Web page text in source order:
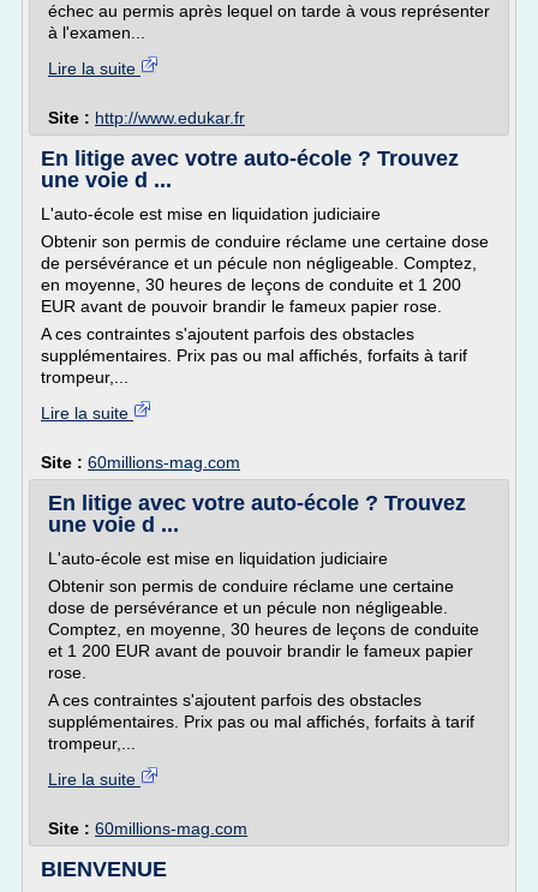
échec au permis après lequel on tarde à vous représenter
à l'examen...
Lire la suite
Site : http://www.edukar.fr
En litige avec votre auto-école ? Trouvez
une voie d ...
L'auto-école est mise en liquidation judiciaire
Obtenir son permis de conduire réclame une certaine dose
de persévérance et un pécule non négligeable. Comptez,
en moyenne, 30 heures de leçons de conduite et 1 200
EUR avant de pouvoir brandir le fameux papier rose.
A ces contraintes s'ajoutent parfois des obstacles
supplémentaires. Prix pas ou mal affichés, forfaits à tarif
trompeur,...
Lire la suite
Site : 60millions-mag.com
En litige avec votre auto-école ? Trouvez
une voie d ...
L'auto-école est mise en liquidation judiciaire
Obtenir son permis de conduire réclame une certaine
dose de persévérance et un pécule non négligeable.
Comptez, en moyenne, 30 heures de leçons de conduite
et 1 200 EUR avant de pouvoir brandir le fameux papier
rose.
A ces contraintes s'ajoutent parfois des obstacles
supplémentaires. Prix pas ou mal affichés, forfaits à tarif
trompeur,...
Lire la suite
Site : 60millions-mag.com
BIENVENUE